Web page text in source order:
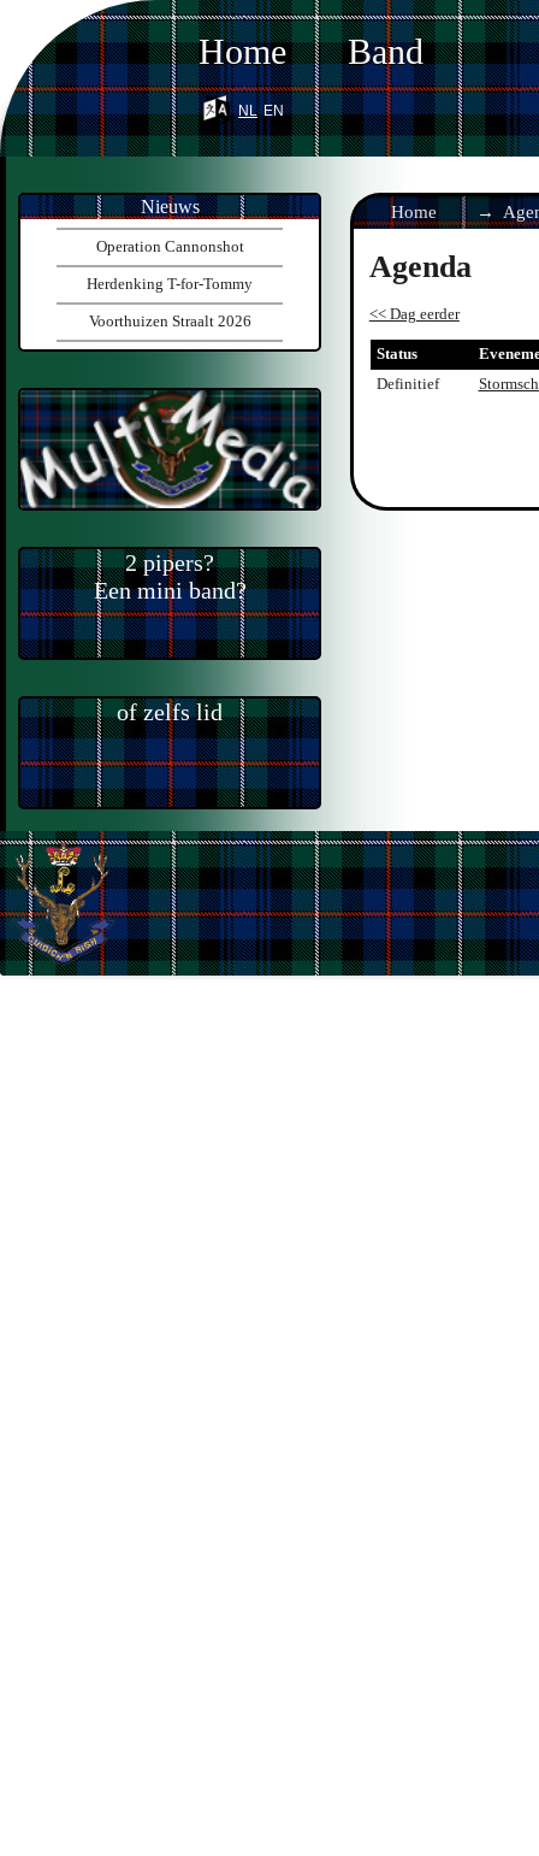
Home Band
nl en
Home
Agenda
<< Dag eerder
Status
Definitief
Nieuws
Operation Cannonshot
Herdenking T-for-Tommy
Voorthuizen Straalt 2026
2 pipers?
Een mini band?
of zelfs lid